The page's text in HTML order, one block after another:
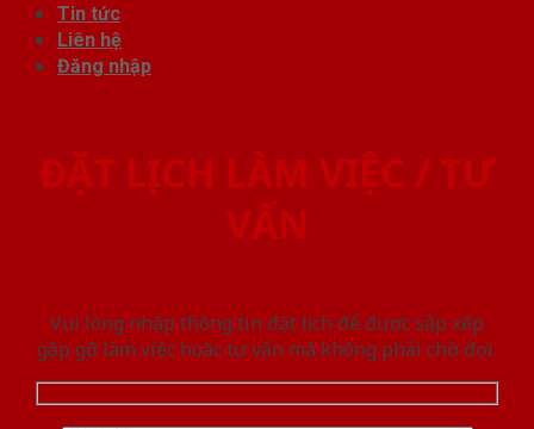
Tin tức
Liên hệ
Đăng nhập
ĐẶT LỊCH LÀM VIỆC / TƯ
VẤN
Vui lòng nhập thông tin đặt lịch để được sắp xếp
gặp gỡ làm việc hoăc tư vấn mà không phải chờ đợi.